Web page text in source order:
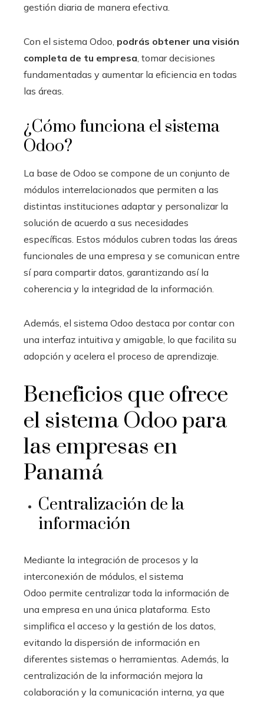
gestión diaria de manera efectiva.
Con el sistema Odoo podrás obtener una visión
completa de tu empresa , tomar decisiones
fundamentadas y aumentar la eficiencia en todas
las áreas.
¿Cómo funciona el sistema
Odoo?
La base de Odoo se compone de un conjunto de
módulos interrelacionados que permiten a las
distintas instituciones adaptar y personalizar la
solución de acuerdo a sus necesidades
específicas. Estos módulos cubren todas las áreas
funcionales de una empresa y se comunican entre
sí para compartir datos, garantizando así la
coherencia y la integridad de la información.
Además, el sistema Odoo destaca por contar con
una interfaz intuitiva y amigable, lo que facilita su
adopción y acelera el proceso de aprendizaje.
Beneficios que ofrece
el sistema Odoopara
las empresas en
Panamá
Centralización de la
información
Mediante la integración de procesos y la
interconexión de módulos, el sistema
Odoo permite centralizar toda la información de
una empresa en una única plataforma. Esto
simplifica el acceso y la gestión de los datos,
evitando la dispersión de información en
diferentes sistemas o herramientas. Además, la
centralización de la información mejora la
colaboración y la comunicación interna, ya que